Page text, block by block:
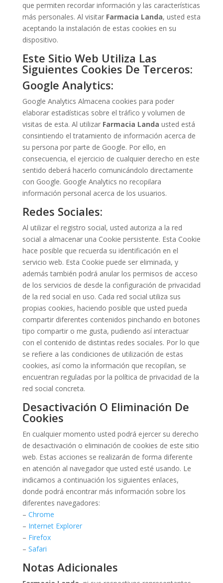
que permiten recordar información y las características
más personales. Al visitar Farmacia Landa, usted esta
aceptando la instalación de estas cookies en su
dispositivo.
Este Sitio Web Utiliza Las
Siguientes Cookies De Terceros:
Google Analytics:
Google Analytics Almacena cookies para poder
elaborar estadísticas sobre el tráfico y volumen de
visitas de esta. Al utilizar Farmacia Landa usted está
consintiendo el tratamiento de información acerca de
su persona por parte de Google. Por ello, en
consecuencia, el ejercicio de cualquier derecho en este
sentido deberá hacerlo comunicándolo directamente
con Google. Google Analytics no recopilara
información personal acerca de los usuarios.
Redes Sociales:
Al utilizar el registro social, usted autoriza a la red
social a almacenar una Cookie persistente. Esta Cookie
hace posible que recuerda su identificación en el
servicio web. Esta Cookie puede ser eliminada, y
además también podrá anular los permisos de acceso
de los servicios de desde la configuración de privacidad
de la red social en uso. Cada red social utiliza sus
propias cookies, haciendo posible que usted pueda
compartir diferentes contenidos pinchando en botones
tipo compartir o me gusta, pudiendo así interactuar
con el contenido de distintas redes sociales. Por lo que
se refiere a las condiciones de utilización de estas
cookies, así como la información que recopilan, se
encuentran reguladas por la política de privacidad de la
red social concreta.
Desactivación O Eliminación De
Cookies
En cualquier momento usted podrá ejercer su derecho
de desactivación o eliminación de cookies de este sitio
web. Estas acciones se realizarán de forma diferente
en atención al navegador que usted esté usando. Le
indicamos a continuación los siguientes enlaces,
donde podrá encontrar más información sobre los
diferentes navegadores:
– Chrome
– Internet Explorer
– Firefox
– Safari
Notas Adicionales